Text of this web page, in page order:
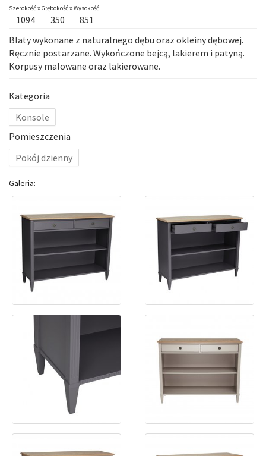
Szerokość xGłębokość xWysokość
1094 350
851
Blaty wykonane z naturalnego dębu oraz okleiny dębowej.
Ręcznie postarzane. Wykończone bejcą, lakierem i patyną.
Korpusy malowane oraz lakierowane.
Kategoria
Konsole
Pomieszczenia
Pokój dzienny
Galeria: